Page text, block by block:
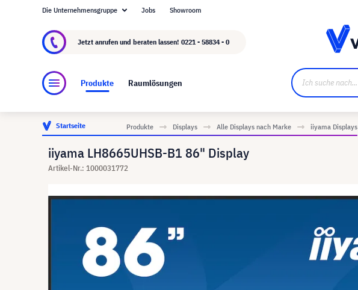
Über visunext.de
Die Unternehmensgruppe Jobs Showroom
Jetzt anrufen und beraten lassen! 0221 - 58834 - 0
Produkte Raumlösungen
Startseite Produkte Displays Alle Displays nach Marke iiyama Displays
iiyama LH8665UHSB-B1 86" Display
Artikel-Nr.: 1000031772